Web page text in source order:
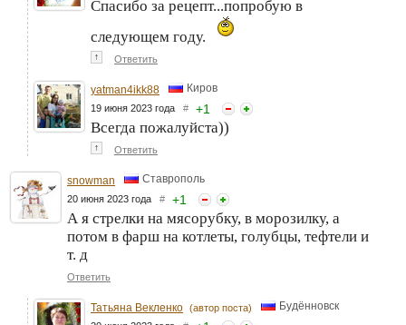
Спасибо за рецепт...попробую в
следующем году.
↑ Ответить
yatman4ikk88 Киров
19 июня 2023 года # +1
Всегда пожалуйста))
↑ Ответить
snowman Ставрополь
20 июня 2023 года # +1
А я стрелки на мясорубку, в морозилку, а
потом в фарш на котлеты, голубцы, тефтели и
т. д
Ответить
Татьяна Векленко (автор поста) Будённовск